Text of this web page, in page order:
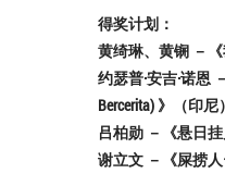
得奖计划：
黄绮琳、黄锎 －
约瑟普·安吉·诺恩
Bercerita) 》（印尼）
吕柏勋 －《悬日
谢立文 －《屎捞